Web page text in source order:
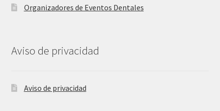
Organizadores de Eventos Dentales
Aviso de privacidad
Aviso de privacidad